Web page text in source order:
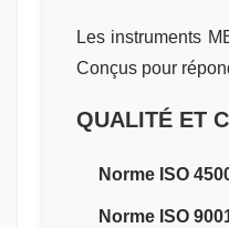
Les instruments
Conçus pour
QUALITÉ ET
Norme ISO
Norme ISO